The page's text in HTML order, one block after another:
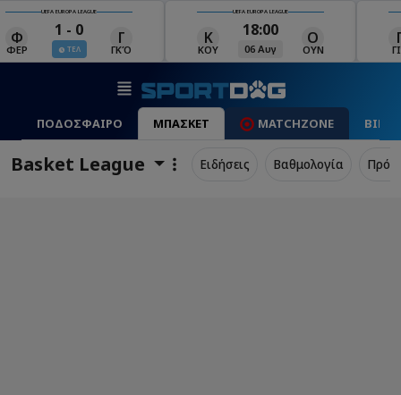
UEFA EUROPA LEAGUE
Κ 18:00
06 Αυγ ΟΥΝ
UEFA EUROPA LEAGUE
ΓΙΑ
19:00
06 Αυγ
Ρ
ΡΈΙ ΜΑΚ
ΠΟΔΟΣΦΑΙΡΟ ΜΠΑΣΚΕΤ MATCHZONE
Basket League Ειδήσεις Βαθμολογία